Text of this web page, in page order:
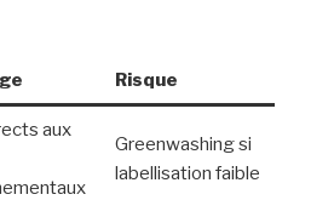
Risque
aux
Greenwashing si
labellisation faible